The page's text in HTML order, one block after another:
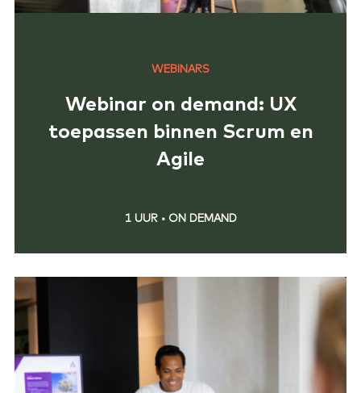
WEBINARS
Webinar on demand: UX
toepassen binnen Scrum en
Agile
1 UUR • ON DEMAND